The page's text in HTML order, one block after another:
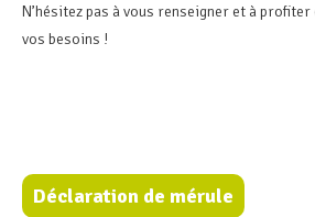
N’hésitez pas à vous renseigner et à
vos besoins !
Déclaration de mérule